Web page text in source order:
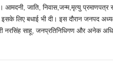
जाति, निवास,जन्म,मृत्यु
लिए बधाई भी दी। इस दौरान जनपद
नरसिंह साहू, जनप्रतिनिधिगण और अनेक